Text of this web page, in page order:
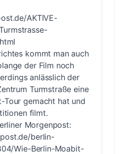
AKTIVE-
kommt man auch
der Film noch
anlässlich der
Turmstraße eine
Tour gemacht hat und
filmt.
Morgenpost:
berlin-
Wie-Berlin-Moabit-